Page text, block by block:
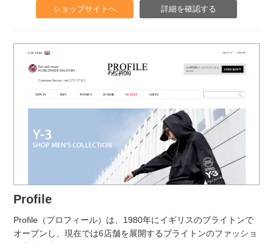
ショップサイトへ 詳細を確認する
Profile
Profile（プロフィール）は、1980年にイギリスのブライトンで
オープンし、現在では6店舗を展開するブライトンのファッショ